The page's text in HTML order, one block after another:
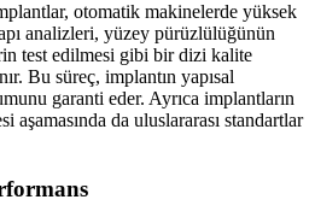
otomatik makinelerde yüksek
analizleri, yüzey pürüzlülüğünün
test edilmesi gibi bir dizi kalite
Bu süreç, implantın yapısal
garanti eder. Ayrıca implantların
aşamasında da uluslararası standartlar